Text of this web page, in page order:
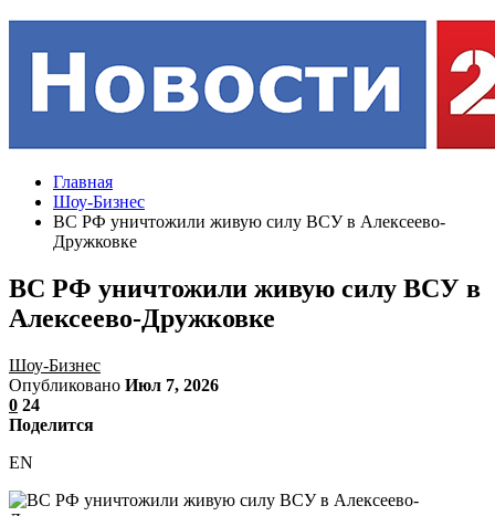
Главная
Шоу-Бизнес
ВС РФ уничтожили живую силу ВСУ в Алексеево-
Дружковке
ВС РФ уничтожили живую силу ВСУ в
Алексеево-Дружковке
Шоу-Бизнес
Опубликовано Июл 7, 2026
0 24
Поделится
EN